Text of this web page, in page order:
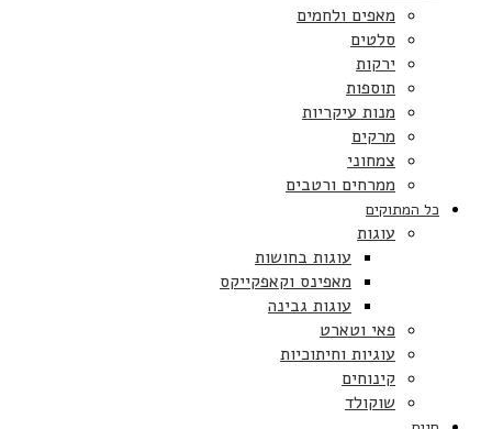
מאפים ולחמים
סלטים
ירקות
תוספות
מנות עיקריות
מרקים
צמחוני
ממרחים ורטבים
כל המתוקים
עוגות
עוגות בחושות
מאפינס וקאפקייקס
עוגות גבינה
פאי וטארט
עוגיות וחיתוכיות
קינוחים
שוקולד